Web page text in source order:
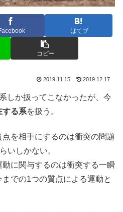
はてブ
コピー
2019.11.15 2019.12.17
しか扱ってこなかったが、今
する系を扱う。
を相手にするのは衝突の問題
いしかない。
に関与するのは衝突する一瞬
での1つの質点による運動と